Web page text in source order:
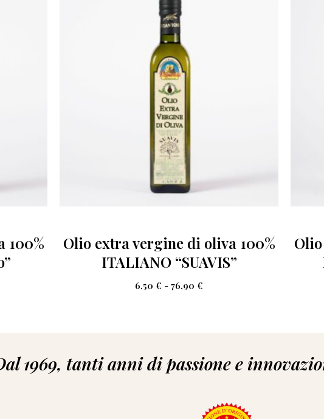
100%
Olio extra vergine di oliva 100%
ITALIANO “SUAVIS”
6,50 € - 76,90 €
1969, tanti anni di passione e